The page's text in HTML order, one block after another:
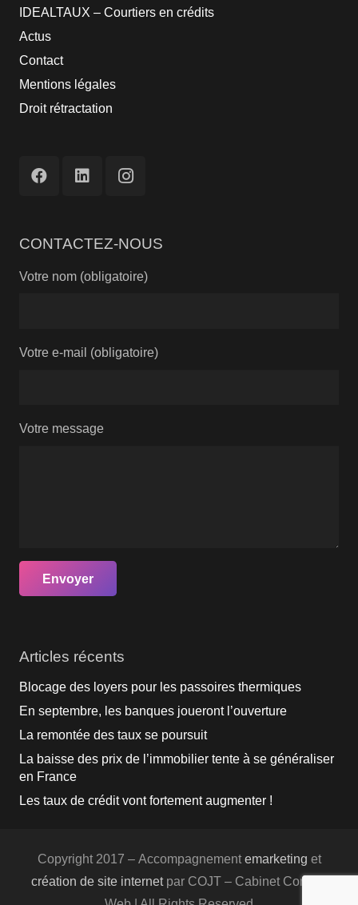
IDEALTAUX – Courtiers en crédits
Actus
Contact
Mentions légales
Droit rétractation
CONTACTEZ-NOUS
Votre nom (obligatoire)
Votre e-mail (obligatoire)
Votre message
Articles récents
Blocage des loyers pour les passoires thermiques
En septembre, les banques joueront l’ouverture
La remontée des taux se poursuit
La baisse des prix de l’immobilier tente à se généraliser
en France
Les taux de crédit vont fortement augmenter !
Copyright 2017 – Accompagnement emarketing et
création de site internetpar COJT – Cabinet Conseil